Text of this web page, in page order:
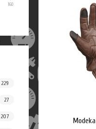
160
229
27
207